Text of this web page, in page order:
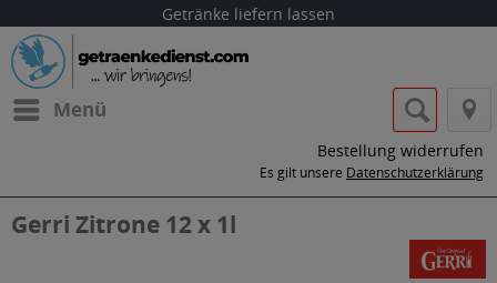
Getränke liefern lassen
Menü
Bestellung widerrufen
Es gilt unsere Datenschutzerklärung
Gerri Zitrone 12 x 1l